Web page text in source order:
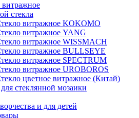
витражное
стекла
витражное KOKOMO
витражное YANG
витражное WISSMACH
витражное BULLSEYE
витражное SPECTRUM
витражное UROBOROS
цветное витражное (Китай)
стеклянной мозаики
и для детей